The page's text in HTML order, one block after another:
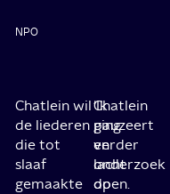
NPO
Chatlein wil
de liederen
die tot
slaaf
gemaakte
‘Ik
ging
verder
onderzoek
doen.
Chatlein
pauzeert
en
lacht
op